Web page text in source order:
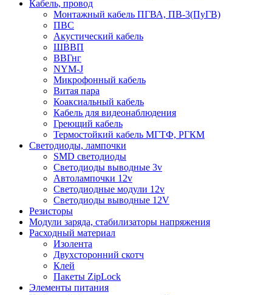
Кабель, провод
Монтажный кабель ПГВА, ПВ-3(ПуГВ)
ПВС
Акустический кабель
ШВВП
ВВГнг
NYM-J
Микрофонный кабель
Витая пара
Коаксиальный кабель
Кабель для видеонаблюдения
Греющий кабель
Термостойкий кабель МГТФ, РГКМ
Светодиоды, лампочки
SMD светодиоды
Светодиоды выводные 3v
Автолампочки 12v
Светодиодные модули 12v
Светодиоды выводные 12V
Резисторы
Модули заряда, стабилизаторы напряжения
Расходный материал
Изолента
Двухсторонний скотч
Клей
Пакеты ZipLock
Элементы питания